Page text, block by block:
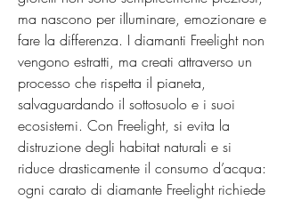
ma nascono per illuminare, emozionare e
fare la differenza. I diamanti Freelight non
vengono estratti, ma creati attraverso un
processo che rispetta il pianeta,
salvaguardando il sottosuolo e i suoi
ecosistemi. Con Freelight, si evita la
distruzione degli habitat naturali e si
riduce drasticamente il consumo d’acqua:
ogni carato di diamante Freelight richiede